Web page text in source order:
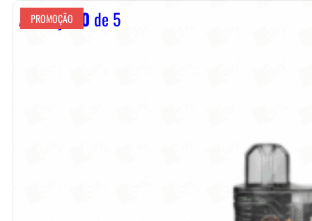
Avaliação 0 de 5
PROMOÇÃO